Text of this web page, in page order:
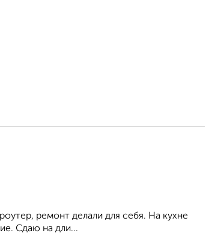
ремонт делали для себя. На кухне
Сдаю на дли...